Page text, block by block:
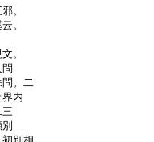
。
。
。
問。二
内